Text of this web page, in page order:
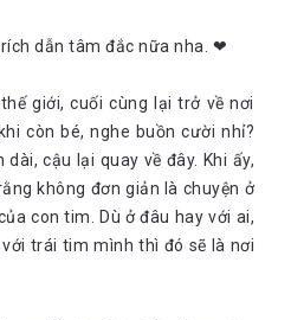
dẫn tâm đắc nữa nha. ❤
giới, cuối cùng lại trở về nơi
còn bé, nghe buồn cười nhỉ?
cậu lại quay về đây. Khi ấy,
không đơn giản là chuyện ở
con tim. Dù ở đâu hay với ai,
trái tim mình thì đó sẽ là nơi